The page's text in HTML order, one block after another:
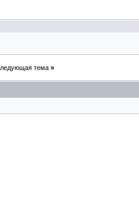
тема »